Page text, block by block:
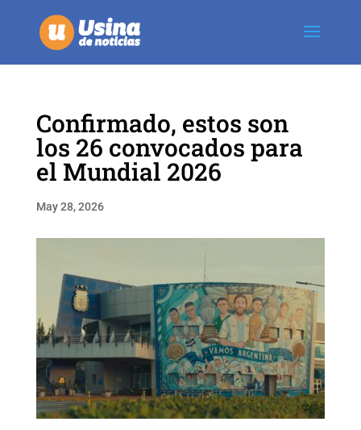
Confirmado, estos son
los 26 convocados para
el Mundial 2026
May 28, 2026